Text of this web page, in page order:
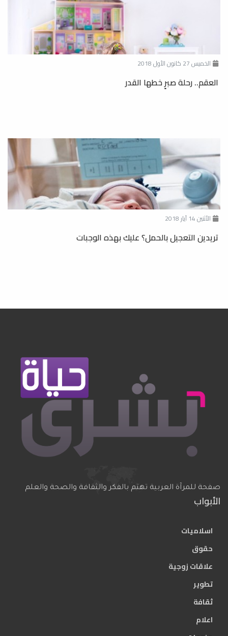
الخميس 27 كانون الأول 2018
العقم.. رحلة صبرٍ خطها القدر
الأثنين 14 آيار 2018
تريدين التعجيل بالحمل؟ عليك بهذه الوجبات
صفحة للمرآة العربية تهتم بالفكر والثقافة والصحة والعلم
الأبواب
اسلاميات
حقوق
علاقات زوجية
تطوير
ثقافة
اعلام